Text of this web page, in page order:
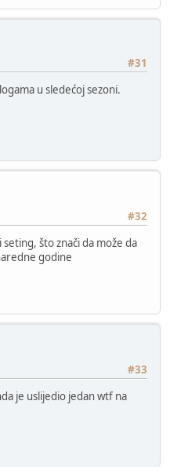
#31
u sledećoj sezoni.
#32
što znači da može da
godine
#33
je uslijedio jedan wtf na